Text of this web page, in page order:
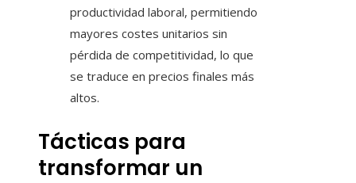
productividad laboral, permitiendo
mayores costes unitarios sin
pérdida de competitividad, lo que
se traduce en precios finales más
altos.
Tácticas para
transformar un